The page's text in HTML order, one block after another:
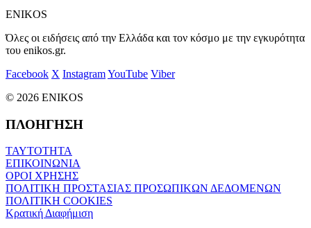
ENIKOS
Όλες οι ειδήσεις από την Ελλάδα και τον κόσμο με την εγκυρότητα
του enikos.gr.
Facebook X InstagramYouTube Viber
© 2026 ENIKOS
ΠΛΟΗΓΗΣΗ
ΤΑΥΤΟΤΗΤΑ
ΕΠΙΚΟΙΝΩΝΙΑ
ΟΡΟΙ ΧΡΗΣΗΣ
ΠΟΛΙΤΙΚΗ ΠΡΟΣΤΑΣΙΑΣ ΠΡΟΣΩΠΙΚΩΝ ΔΕΔΟΜΕΝΩΝ
ΠΟΛΙΤΙΚΗ COOKIES
Κρατική Διαφήμιση